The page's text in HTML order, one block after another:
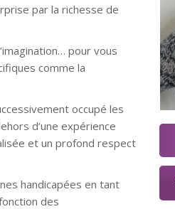
par la richesse de
pour vous
comme la
occupé les
d’une expérience
et un profond respect
handicapées en tant
des